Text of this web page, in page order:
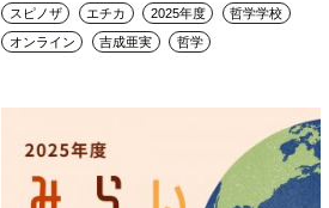
スピノザ エチカ 2025年度
哲学学校
オンライン
吉成亜実 哲学